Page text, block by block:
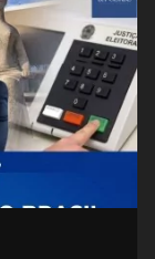
Gettr